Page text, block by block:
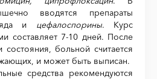
вводятся препараты
и цефалоспорины. Курс
составляет 7-10 дней. После
больной считается
и может быть выписан.
средства рекомендуются